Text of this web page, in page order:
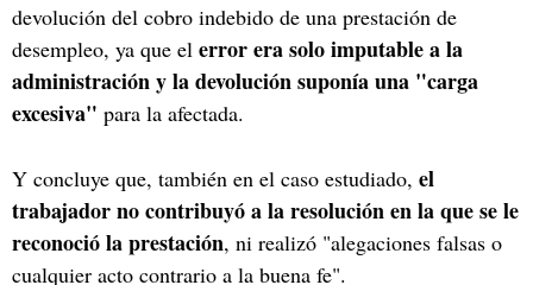
devolución del cobro indebido de una prestación de
desempleo, ya que el error era solo imputable a la
administración y la devolución suponía una "carga
excesiva" para la afectada.
Y concluye que, también en el caso estudiado, el
trabajador no contribuyó a la resolución en la que se le
reconoció la prestación, ni realizó "alegaciones falsas o
cualquier acto contrario a la buena fe".